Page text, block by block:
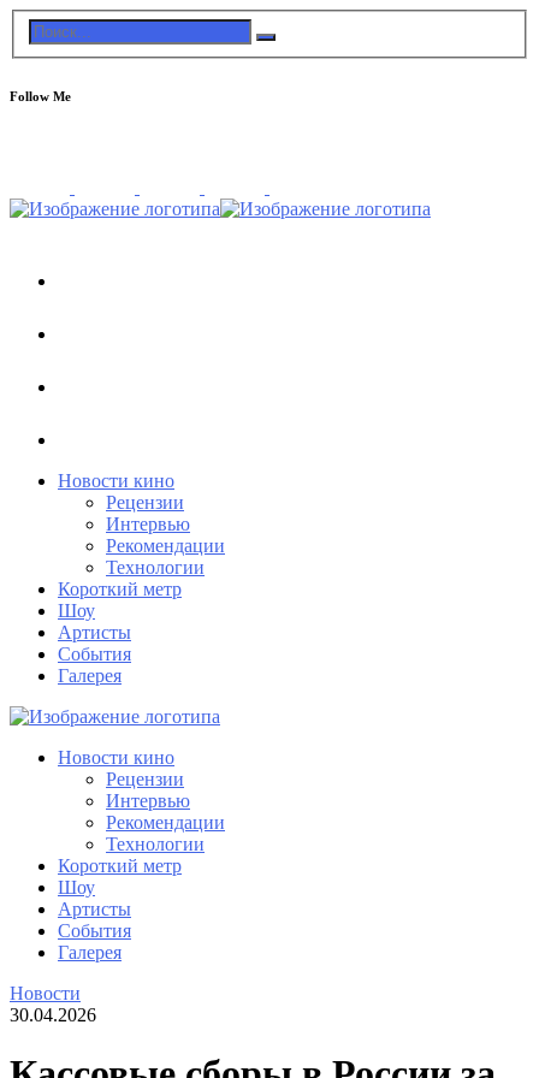
Follow Me
Новости кино
Рецензии
Интервью
Рекомендации
Технологии
Короткий метр
Шоу
Артисты
События
Галерея
Новости кино
Рецензии
Интервью
Рекомендации
Технологии
Короткий метр
Шоу
Артисты
События
Галерея
Новости
30.04.2026